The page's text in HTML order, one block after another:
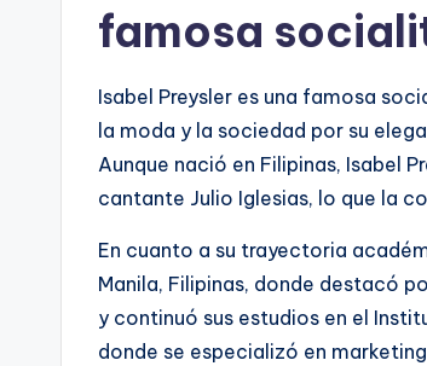
famosa
Isabel Preysler es una famosa
la moda y la sociedad por su
Aunque nació en Filipinas, Isabel
cantante Julio Iglesias, lo que la
En cuanto a su trayectoria
Manila, Filipinas, donde destacó
y continuó sus estudios en el
donde se especializó en